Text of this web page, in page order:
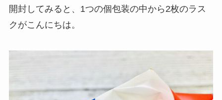
開封してみると、1つの個包装の中から2枚のラス
クがこんにちは。